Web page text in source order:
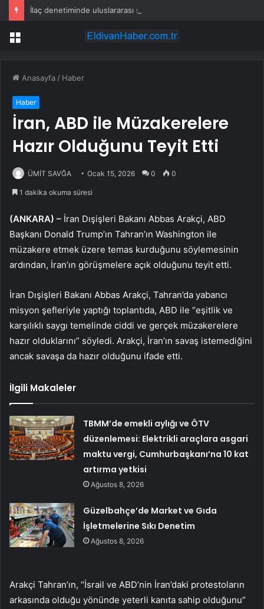
İlaç denetiminde uluslararası standart dönemi
Menü
Anasayfa / Haber
Haber
İran, ABD ile Müzakerelere
Hazır Olduğunu Teyit Etti
ÜMİT SAVĞA Ocak 15, 2026 0 0
1 dakika okuma süresi
(ANKARA) – İran Dışişleri Bakanı Abbas Arakçi, ABD
Başkanı Donald Trump’ın Tahran’ın Washington ile
müzakere etmek üzere temas kurduğunu söylemesinin
ardından, İran’ın görüşmelere açık olduğunu teyit etti.
İran Dışişleri Bakanı Abbas Arakçi, Tahran’da yabancı
misyon şefleriyle yaptığı toplantıda, ABD ile “eşitlik ve
karşılıklı saygı temelinde ciddi ve gerçek müzakerelere
hazır olduklarını” söyledi. Arakçi, İran’ın savaş istemediğini
ancak savaşa da hazır olduğunu ifade etti.
İlgili Makaleler
TBMM’de emekli aylığı ve ÖTV
düzenlemesi: Elektrikli araçlara asgari
maktu vergi, Cumhurbaşkanı’na 10 kat
artırma yetkisi
Ağustos 8, 2026
Güzelbahçe’de Market ve Gıda
İşletmelerine Sıkı Denetim
Ağustos 8, 2026
Arakçi Tahran’ın, “İsrail ve ABD’nin İran’daki protestoların
arkasında olduğu yönünde yeterli kanıta sahip olduğunu”